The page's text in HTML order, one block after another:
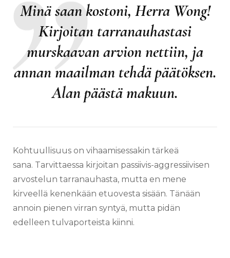
Minä saan kostoni, Herra Wong!
Kirjoitan tarranauhastasi
murskaavan arvion nettiin, ja
annan maailman tehdä päätöksen.
Alan päästä makuun.
Kohtuullisuus on vihaamisessakin tärkeä
sana. Tarvittaessa kirjoitan passiivis-aggressiivisen
arvostelun tarranauhasta, mutta en mene
kirveellä kenenkään etuovesta sisään. Tänään
annoin pienen virran syntyä, mutta pidän
edelleen tulvaporteista kiinni.